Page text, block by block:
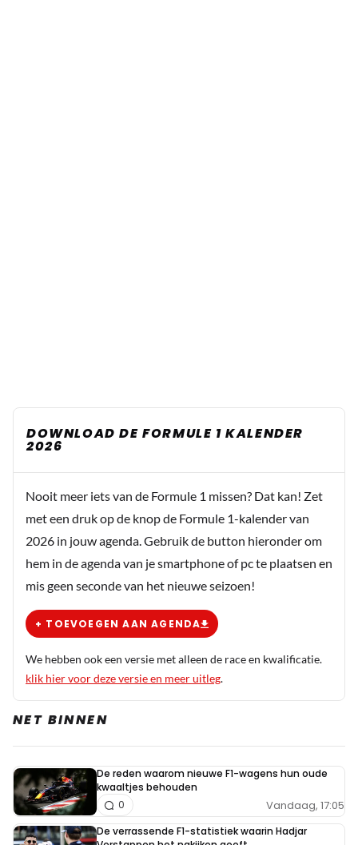
DOWNLOAD DE FORMULE 1 KALENDER
2026
Nooit meer iets van de Formule 1 missen? Dat kan! Zet
met een druk op de knop de Formule 1-kalender van
2026 in jouw agenda. Gebruik de button hieronder om
hem in de agenda van je smartphone of pc te plaatsen en
mis geen seconde van het nieuwe seizoen!
+ TOEVOEGEN AAN AGENDA
We hebben ook een versie met alleen de race en kwalificatie.
klik hier voor deze versie en meer uitleg.
NET BINNEN
De reden waarom nieuwe F1-wagens hun oude
kwaaltjes behouden
Vandaag, 17:05
0
De verrassende F1-statistiek waarin Hadjar